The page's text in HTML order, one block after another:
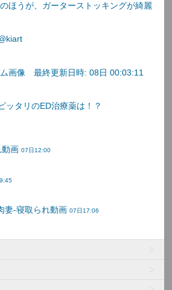
ほうが、ガーターストッキングが綺麗
ム画像 最終更新日時: 08日 00:03:11